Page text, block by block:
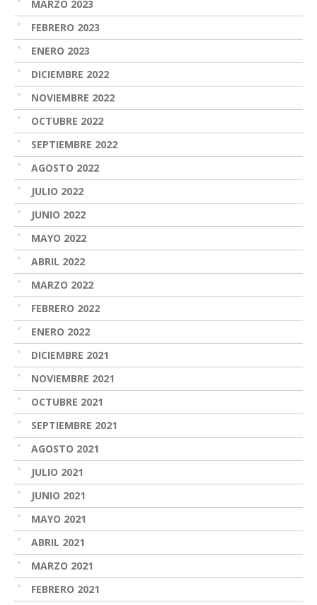
MARZO 2023
FEBRERO 2023
ENERO 2023
DICIEMBRE 2022
NOVIEMBRE 2022
OCTUBRE 2022
SEPTIEMBRE 2022
AGOSTO 2022
JULIO 2022
JUNIO 2022
MAYO 2022
ABRIL 2022
MARZO 2022
FEBRERO 2022
ENERO 2022
DICIEMBRE 2021
NOVIEMBRE 2021
OCTUBRE 2021
SEPTIEMBRE 2021
AGOSTO 2021
JULIO 2021
JUNIO 2021
MAYO 2021
ABRIL 2021
MARZO 2021
FEBRERO 2021